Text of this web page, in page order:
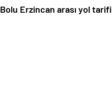
Bolu Erzincan arası yol tarifi